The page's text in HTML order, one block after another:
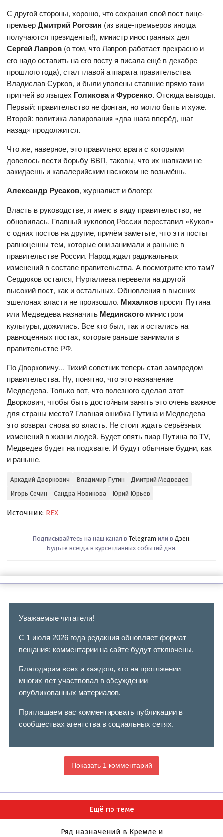
С другой стороны, хорошо, что сохранил свой пост вице-
премьерДмитрий Рогозин (из вице-премьеров иногда
получаются президенты!), министр иностранных дел
Сергей Лавров (о том, что Лавров работает прекрасно и
его надо оставить на его посту я писала ещё в декабре
прошлого года), стал главой аппарата правительства
Владислав Сурков, и были уволены ставшие прямо таки
притчей во языцех ГоликоваиФурсенко. Отсюда выводы.
Первый: правительство не фонтан, но могло быть и хуже.
Второй: политика лавирования «два шага вперёд, шаг
назад» продолжится.
Что же, наверное, это правильно: враги с которыми
довелось вести борьбу ВВП, таковы, что их шапками не
закидаешь и кавалерийским наскоком не возьмёшь.
Александр Русаков, журналист и блогер:
Власть в руководстве, я имею в виду правительство, не
обновилась. Главный кукловод России переставил «Кукол»
с одних постов на другие, причём заметьте, что эти посты
равноценны тем, которые они занимали и раньше в
правительстве России. Народ ждал радикальных
изменений в составе правительства. А посмотрите кто там?
Сердюков остался, Нургалиева перевели на другой
высокий пост, как и остальных. Обновления в высших
эшелонах власти не произошло. Михалков просит Путина
или Медведева назначить Мединского министром
культуры, дожились. Все кто был, так и остались на
равноценных постах, которые раньше занимали в
правительстве РФ.
По Дворковичу... Тихий советник теперь стал зампредом
правительства. Ну, понятно, что это назначение
Медведева. Только вот, что полезного сделал этот
Дворкович, чтобы быть достойным занять это очень важное
для страны место? Главная ошибка Путина и Медведева
это возврат снова во власть. Не стоит ждать серьёзных
изменений в жизни людей. Будет опять пиар Путина по TV,
Медведев будет на подхвате. И будут обычные будни, как
и раньше.
Аркадий Дворкович Владимир Путин
Дмитрий Медведев
Игорь Сечин
Сандра Новикова Юрий Юрьев
Источник: REX
Подписывайтесь на наш канал в Telegram или в Дзен.
Будьте всегда в курсе главных событий дня.
Уважаемые читатели!
С 1 июля 2026 года редакция обновляет формат
вещания: комментарии на сайте будут отключены.
Благодарим всех и каждого, кто на протяжении
многих лет участвовал в обсуждении
опубликованных материалов.
Приглашаем вас комментировать публикации в
сообществах агентства в социальных сетях.
Показать 1 комментарий
Ещё по теме
Ряд назначений в Кремле и